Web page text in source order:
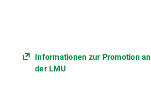
Informationen zur Promotion an
der LMU